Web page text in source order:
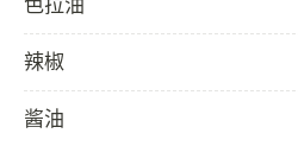
辣椒
酱油